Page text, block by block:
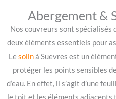
Abergement &
Nos couvreurs sont spécialisés
deux éléments essentiels pour
Lesolinà Suevres est un
protéger les points sensibles
d’eau. En effet, il s’agit d’une
le toit et les éléments adjacents